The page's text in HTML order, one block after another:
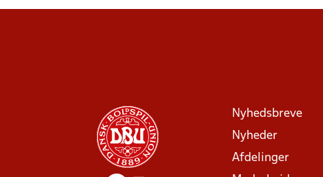
Nyhedsbreve
Nyheder
Afdelinger